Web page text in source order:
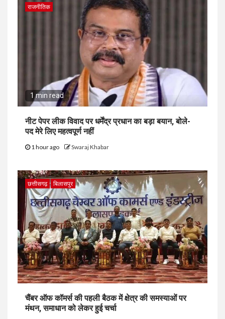
राजनीतिक
1 min read
नीट पेपर लीक विवाद पर धर्मेंद्र प्रधान का बड़ा बयान, बोले-
पद मेरे लिए महत्वपूर्ण नहीं
1 hour ago Swaraj Khabar
छत्तीसगढ़ बिलासपुर
चैंबर ऑफ कॉमर्स की पहली बैठक में क्षेत्र की समस्याओं पर
मंथन, समाधान को लेकर हुई चर्चा